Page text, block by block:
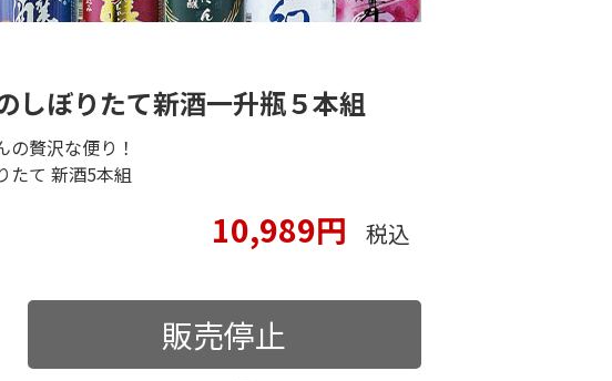
ぼりたて新酒一升瓶５本組
贅沢な便り！
たて 新酒5本組
10,989円 税込
販売停止